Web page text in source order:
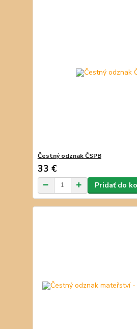
Čestný odznak ČSPB
33 €
Pridať do